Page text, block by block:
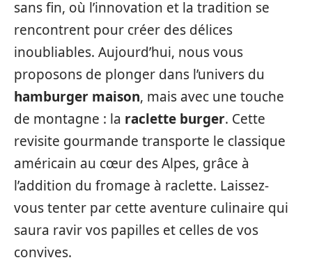
sans fin, où l’innovation et la tradition se
rencontrent pour créer des délices
inoubliables. Aujourd’hui, nous vous
proposons de plonger dans l’univers du
hamburger maison, mais avec une touche
de montagne : la raclette burger. Cette
revisite gourmande transporte le classique
américain au cœur des Alpes, grâce à
l’addition du fromage à raclette. Laissez-
vous tenter par cette aventure culinaire qui
saura ravir vos papilles et celles de vos
convives.